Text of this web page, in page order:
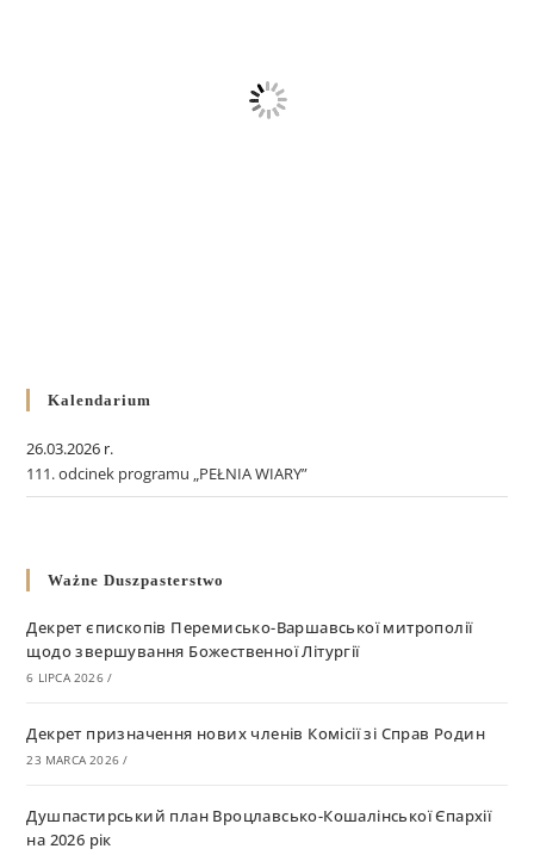
Kalendarium
26.03.2026 r.
111. odcinek programu „PEŁNIA WIARY”
Ważne Duszpasterstwo
Декрет єпископів Перемисько-Варшавської митрополії
щодо звершування Божественної Літургії
6 LIPCA 2026 /
Декрет призначення нових членів Комісії зі Справ Родин
23 MARCA 2026 /
Душпастирський план Вроцлавсько-Кошалінської Єпархії
на 2026 рік